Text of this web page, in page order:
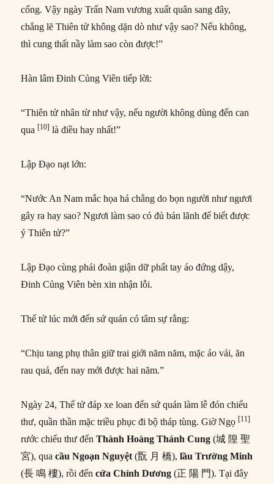
cống. Vậy ngày Trấn Nam vương xuất quân sang đây,
chẳng lẽ Thiên tử không dặn dò như vậy sao? Nếu không,
thì cung thất nầy làm sao còn được!”
Hàn lâm Đinh Củng Viên tiếp lời:
“Thiên tử nhân từ như vậy, nếu người không dùng đến can
qua[10] là điều hay nhất!”
Lập Đạo nạt lớn:
“Nước An Nam mắc họa há chẳng do bọn người như ngươi
gây ra hay sao? Ngươi làm sao có đủ bản lãnh để biết được
ý Thiên tử?”
Lập Đạo cùng phái đoàn giận dữ phất tay áo đứng dậy,
Đinh Củng Viên bèn xin nhận lỗi.
Thế tử lúc mới đến sứ quán có tâm sự rằng:
“Chịu tang phụ thân giữ trai giới năm năm, mặc áo vải, ăn
rau quả, đến nay mới được hai năm.”
Ngày 24, Thế tử đáp xe loan đến sứ quán làm lễ đón chiếu
thư, quần thần mặc triều phục đi bộ tháp tùng. Giờ Ngọ[11]
rước chiếu thư đếnThành Hoàng Thánh Cung (城 隍 聖
宮), quacầu Ngoạn Nguyệt (翫 月 橋),lầu Trường Minh
(長 鳴 樓), rồi đếncửa Chính Dương (正 陽 門). Tại đây